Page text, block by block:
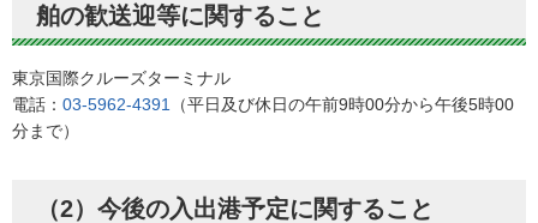
舶の歓送迎等に関すること
東京国際クルーズターミナル
電話： 03-5962-4391
（平日及び休日の午前9時00分から午後5時00
分まで）
（2）今後の入出港予定に関すること